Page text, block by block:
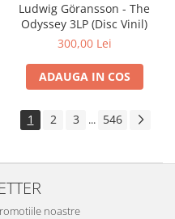
Ludwig Göransson - The
Odyssey 3LP (Disc Vinil)
300,00 Lei
ADAUGA IN COS
1 2 3 ... 546
noastre